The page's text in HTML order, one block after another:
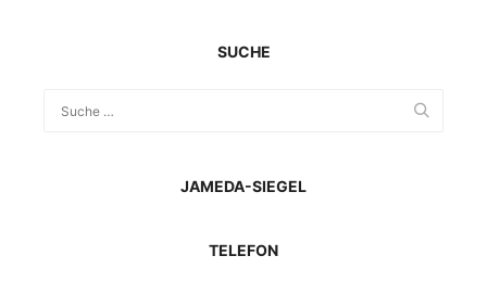
SUCHE
JAMEDA-SIEGEL
TELEFON